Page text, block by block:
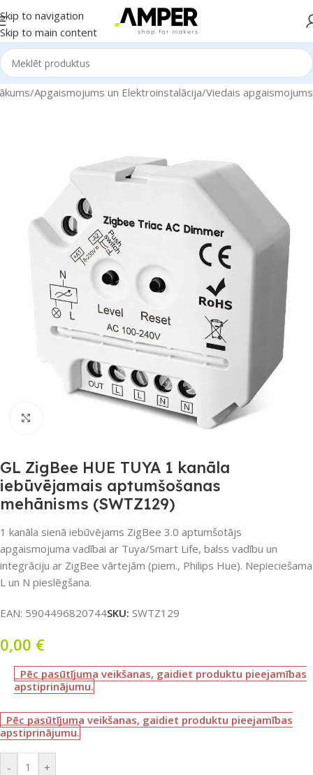
Skip to navigation
Skip to main content
/Apgaismojums un Elektroinstalācija/Viedais apgaismojums
Noklikšķiniet, lai palielinātu
GL ZigBee HUE TUYA 1 kanāla
iebūvējamais aptumšošanas
mehānisms (SWTZ129)
1 kanāla sienā iebūvējams ZigBee 3.0 aptumšotājs
apgaismojuma vadībai ar Tuya/Smart Life, balss vadību un
integrāciju ar ZigBee vārtejām (piem., Philips Hue). Nepieciešama
L un N pieslēgšana.
EAN: 5904496820744SKU: SWTZ129
0,00 €
Pēc pasūtījuma veikšanas, gaidiet produktu pieejamības
apstiprinājumu.
Pēc pasūtījuma veikšanas, gaidiet produktu pieejamības
apstiprinājumu.
- +